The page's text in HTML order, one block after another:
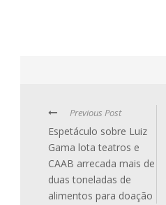
Previous Post
Espetáculo sobre Luiz
Gama lota teatros e
CAAB arrecada mais de
duas toneladas de
alimentos para doação